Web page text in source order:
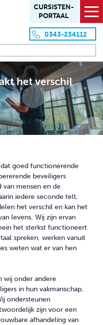
het verschil
goed functionerende
beveiligers
van mensen en de
iedere seconde telt,
het verschil en kan het
levens. Wij zijn ervan
het sterkst functioneert
spreken, werken vanuit
weten wat er van hen
wij onder andere
in hun vakmanschap,
ondersteunen
zijn voor een
afhandeling van
0343-234112
CURSISTEN­
PORTAAL